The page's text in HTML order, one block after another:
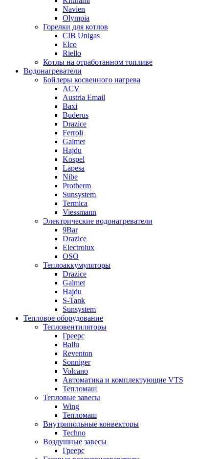
Navien
Olympia
Горелки для котлов
CIB Unigas
Elco
Riello
Котлы на отработанном топливе
Водонагреватели
Бойлеры косвенного нагрева
ACV
Austria Email
Baxi
Buderus
Drazice
Ferroli
Galmet
Hajdu
Kospel
Lapesa
Nibe
Protherm
Sunsystem
Termica
Viessmann
Электрические водонагреватели
9Bar
Drazice
Electrolux
OSO
Теплоаккумуляторы
Drazice
Galmet
Hajdu
S-Tank
Sunsystem
Тепловое оборудование
Тепловентиляторы
Греерс
Ballu
Reventon
Sonniger
Volcano
Автоматика и комплектующие VTS
Тепломаш
Тепловые завесы
Wing
Тепломаш
Внутрипольные конвекторы
Techno
Воздушные завесы
Греерс